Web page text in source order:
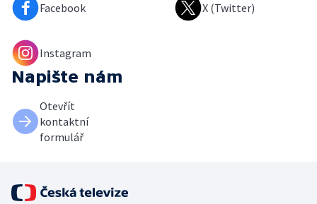
Facebook X (Twitter)
Instagram
Napište nám
Otevřít
kontaktní
formulář